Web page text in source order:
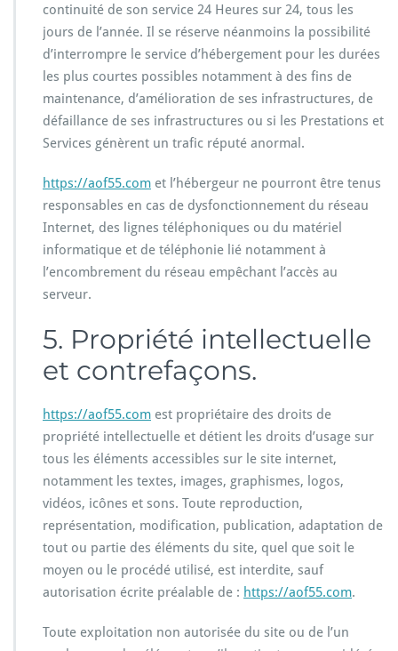
continuité de son service 24 Heures sur 24, tous les
jours de l’année. Il se réserve néanmoins la possibilité
d’interrompre le service d’hébergement pour les durées
les plus courtes possibles notamment à des fins de
maintenance, d’amélioration de ses infrastructures, de
défaillance de ses infrastructures ou si les Prestations et
Services génèrent un trafic réputé anormal.
https://aof55.com et l’hébergeur ne pourront être tenus
responsables en cas de dysfonctionnement du réseau
Internet, des lignes téléphoniques ou du matériel
informatique et de téléphonie lié notamment à
l’encombrement du réseau empêchant l’accès au
serveur.
5. Propriété intellectuelle
et contrefaçons.
https://aof55.com est propriétaire des droits de
propriété intellectuelle et détient les droits d’usage sur
tous les éléments accessibles sur le site internet,
notamment les textes, images, graphismes, logos,
vidéos, icônes et sons. Toute reproduction,
représentation, modification, publication, adaptation de
tout ou partie des éléments du site, quel que soit le
moyen ou le procédé utilisé, est interdite, sauf
autorisation écrite préalable de : https://aof55.com.
Toute exploitation non autorisée du site ou de l’un